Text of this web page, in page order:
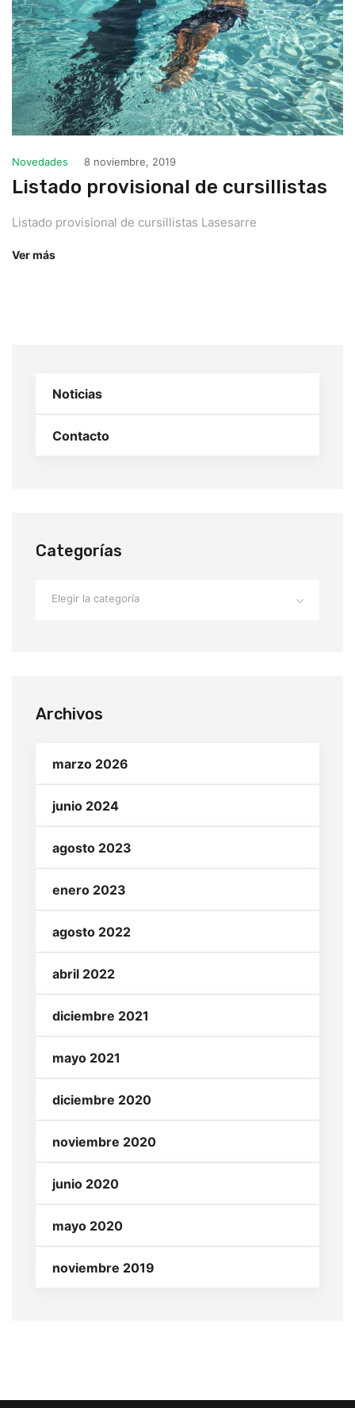
Novedades 8 noviembre, 2019
Listado provisional de cursillistas
Listado provisional de cursillistas Lasesarre
Ver más
Noticias
Contacto
Categorías
Elegir la categoría
Archivos
marzo 2026
junio 2024
agosto 2023
enero 2023
agosto 2022
abril 2022
diciembre 2021
mayo 2021
diciembre 2020
noviembre 2020
junio 2020
mayo 2020
noviembre 2019